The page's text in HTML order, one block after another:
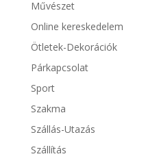
Művészet
Online kereskedelem
Ötletek-Dekorációk
Párkapcsolat
Sport
Szakma
Szállás-Utazás
Szállítás